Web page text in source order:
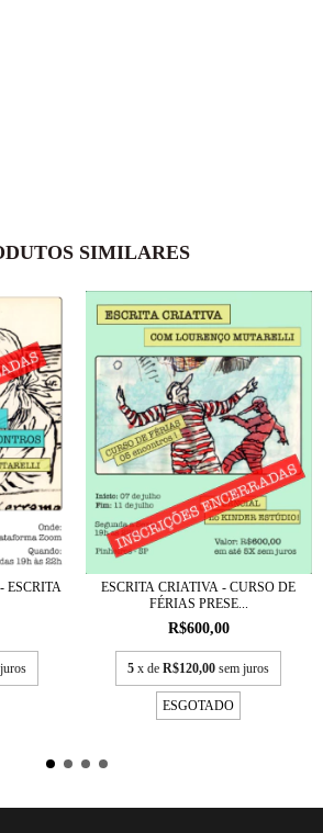
SIMILARES
ESCRITA
ESCRITA CRIATIVA - CURSO DE
FÉRIAS PRESE...
R$600,00
5 x deR$120,00 sem juros
ESGOTADO